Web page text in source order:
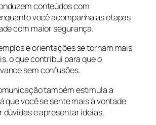
conteúdos com
você acompanha as etapas
com maior segurança.
e orientações se tornam mais
o que contribui para que o
sem confusões.
também estimula a
que você se sente mais à vontade
dúvidas e apresentar ideias.